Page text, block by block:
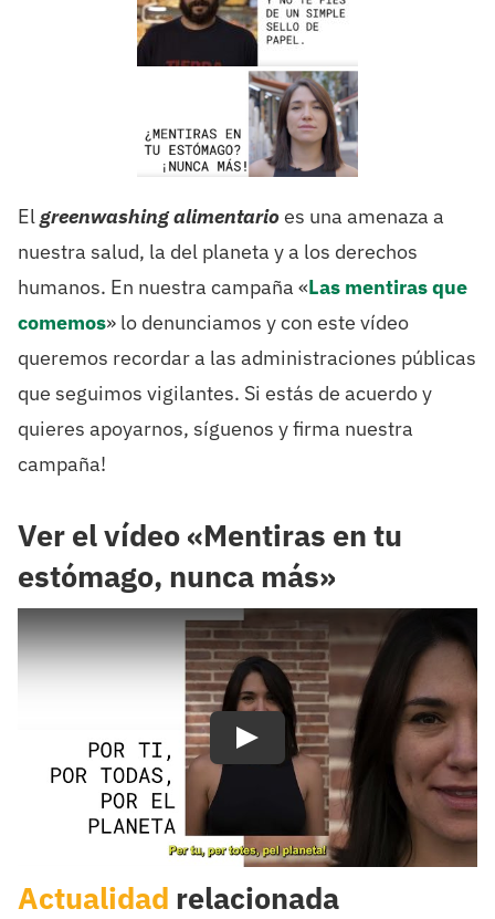
Elgreenwashing alimentarioes una amenaza a
nuestra salud, la del planeta y a los derechos
humanos. En nuestra campaña «Las mentiras que
comemos» lo denunciamos y con este vídeo
queremos recordar a las administraciones públicas
que seguimos vigilantes. Si estás de acuerdo y
quieres apoyarnos, síguenos y firma nuestra
campaña!
Ver el vídeo «Mentiras en tu
estómago, nunca más»
Actualidad relacionada